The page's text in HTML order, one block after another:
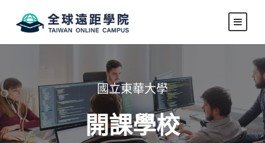
國立東華大學
開課學校